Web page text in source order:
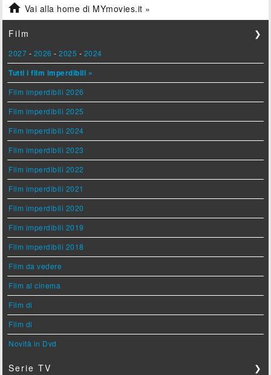
 Vai alla home di MYmovies.it »
Film ❯
2027 - 2026 -2025 - 2024
Tutti i film imperdibili »
Film imperdibili 2026
Film imperdibili 2025
Film imperdibili 2024
Film imperdibili 2023
Film imperdibili 2022
Film imperdibili 2021
Film imperdibili 2020
Film imperdibili 2019
Film imperdibili 2018
Film da vedere
Film al cinema
Film di
Film di
Novità in Dvd
Serie TV ❯